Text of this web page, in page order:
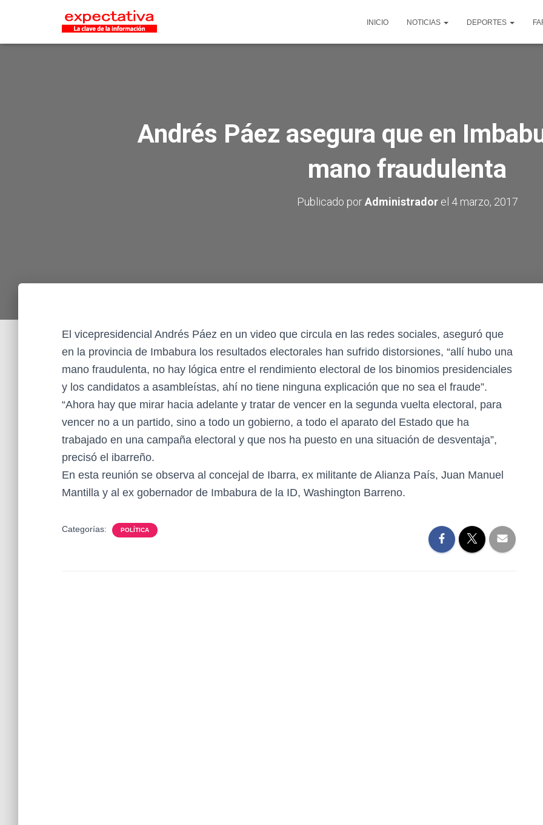
INICIO NOTICIAS DEPORTES
Andrés Páez asegura que en
mano fraudulenta
Publicado porAdministradorel 4 marzo, 2017
El vicepresidencial Andrés Páez en un video que circula en las redes sociales, aseguró que
en la provincia de Imbabura los resultados electorales han sufrido distorsiones, “allí hubo una
mano fraudulenta, no hay lógica entre el rendimiento electoral de los binomios presidenciales
y los candidatos a asambleístas, ahí no tiene ninguna explicación que no sea el fraude”.
“Ahora hay que mirar hacia adelante y tratar de vencer en la segunda vuelta electoral, para
vencer no a un partido, sino a todo un gobierno, a todo el aparato del Estado que ha
trabajado en una campaña electoral y que nos ha puesto en una situación de desventaja”,
precisó el ibarreño.
En esta reunión se observa al concejal de Ibarra, ex militante de Alianza País, Juan Manuel
Mantilla y al ex gobernador de Imbabura de la ID, Washington Barreno.
Categorías: POLÍTICA